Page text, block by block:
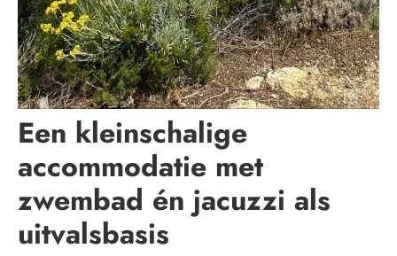
Een kleinschalige
accommodatie met
zwembad én jacuzzi als
uitvalsbasis